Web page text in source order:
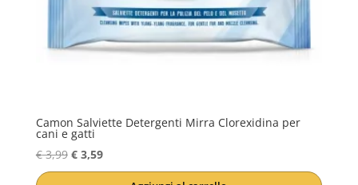
Camon Salviette Detergenti Mirra Clorexidina per
cani e gatti
€3,99 Il
prezzo
€3,59Il
prezzo